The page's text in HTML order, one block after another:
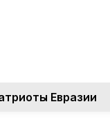
Евразии